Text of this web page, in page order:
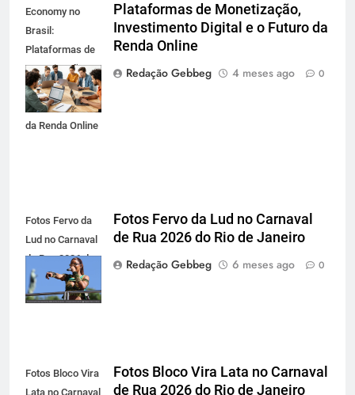
Economy no
Brasil:
Plataformas de
Monetização,
Investimento
Digital e o Futuro
da Renda Online
Plataformas de Monetização,
Investimento Digital e o Futuro da
Renda Online
Redação Gebbeg
4 meses ago 0
Fotos Fervo da
Lud no Carnaval
de Rua 2026 do
Rio de Janeiro
Fotos Fervo da Lud no Carnaval
de Rua 2026 do Rio de Janeiro
Redação Gebbeg
6 meses ago 0
Fotos Bloco Vira
Lata no Carnaval
Fotos Bloco Vira Lata no Carnaval
de Rua 2026 do Rio de Janeiro